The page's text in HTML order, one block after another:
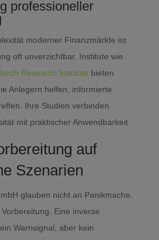
professioneller
moderner Finanzmärkte ist
oft unverzichtbar. Institute wie
Research Institute bieten
Anlegern helfen, informierte
Ihre Studien verbinden
mit praktischer Anwendbarkeit.
auf
Szenarien
glauben nicht an Panikmache,
Eine inverse
Warnsignal, aber kein